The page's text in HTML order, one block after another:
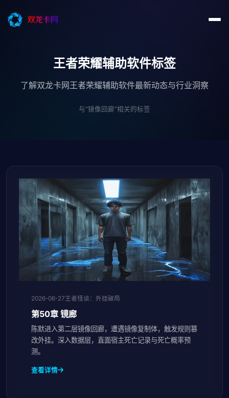
王者荣耀辅助软件标签
了解双龙卡网王者荣耀辅助软件最新动态与行业洞察
与"镜像回廊"相关的标签
2026-06-27王者怪谈：外挂破局
第50章 镜廊
陈默进入第二层镜像回廊，遭遇镜像复制体，触发规则篡
改外挂。深入数据层，直面宿主死亡记录与死亡概率预
测。
查看详情